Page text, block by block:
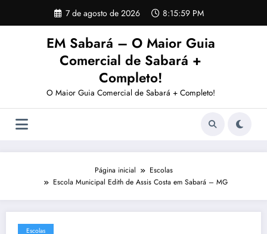
o
7 de agosto de 2026 8:16:00 PM
EM Sabará – O Maior Guia
Comercial de Sabará +
Completo!
O Maior Guia Comercial de Sabará + Completo!
Página inicial
Escolas
Escola Municipal Edith de Assis Costa em Sabará – MG
Escolas